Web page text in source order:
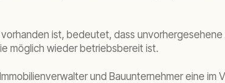
ist, bedeutet, dass
möglich wieder betriebsbereit ist.
und Bauunternehmer eine im